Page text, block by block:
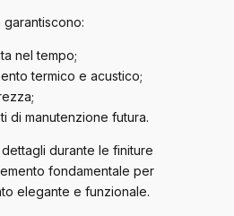
garantiscono:
nel tempo;
termico e acustico;
di manutenzione futura.
durante le finiture
fondamentale per
elegante e funzionale.